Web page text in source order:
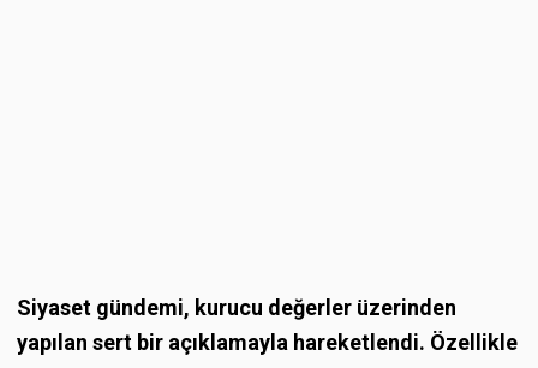
Siyaset gündemi, kurucu değerler üzerinden
yapılan sert bir açıklamayla hareketlendi. Özellikle